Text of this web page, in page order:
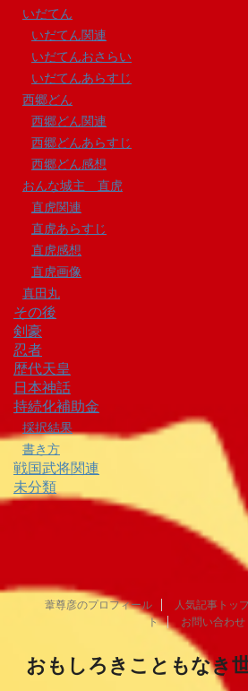
いだてん
いだてん関連
いだてんおさらい
いだてんあらすじ
西郷どん
西郷どん関連
西郷どんあらすじ
西郷どん感想
おんな城主 直虎
直虎関連
直虎あらすじ
直虎感想
直虎画像
真田丸
その後
剣豪
忍者
歴代天皇
日本神話
持続化補助金
採択結果
書き方
戦国武将関連
未分類
葦尊彦のプロフィール 人気記事トッ
ト
お問い合わせ
おもしろきこともなき